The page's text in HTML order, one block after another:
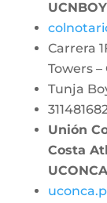
UCNBOY
Carrera
Towers –
Tunja
Unión
Costa
UCONCA